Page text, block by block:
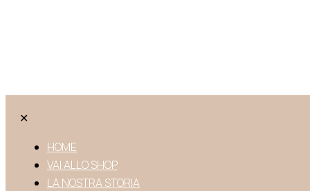
✕
HOME
VAI ALLO SHOP
LA NOSTRA STORIA